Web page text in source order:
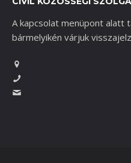
A kapcsolat menüpont alatt
bármelyikén várjuk